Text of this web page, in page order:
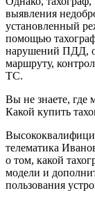
выявления
установленный
помощью
нарушений ПДД,
маршруту,
ТС.
Вы не знаете, где
Какой купить
телематика
о том, какой
модели и
пользования